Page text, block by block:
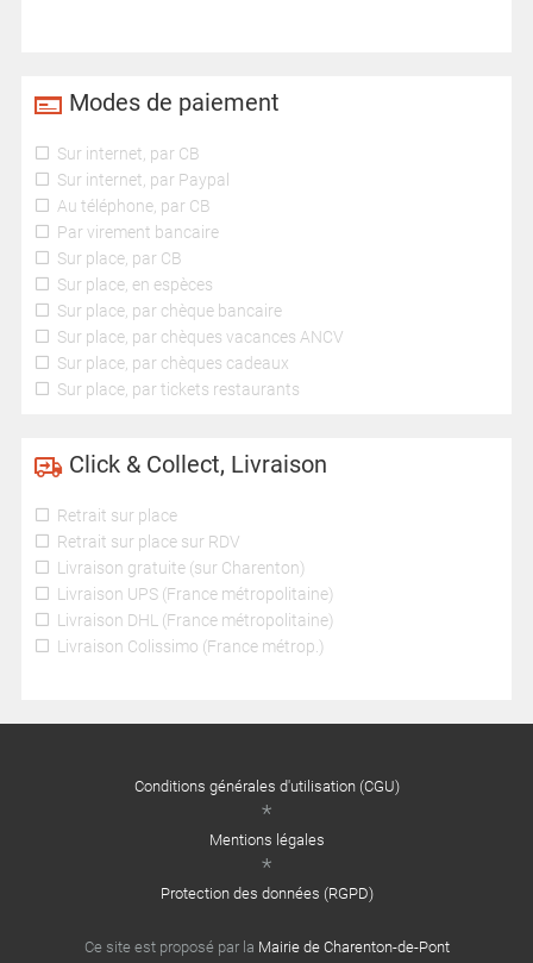
Modes de paiement
Sur internet, par CB
Sur internet, par Paypal
Au téléphone, par CB
Par virement bancaire
Sur place, par CB
Sur place, en espèces
Sur place, par chèque bancaire
Sur place, par chèques vacances ANCV
Sur place, par chèques cadeaux
Sur place, par tickets restaurants
Click & Collect, Livraison
Retrait sur place
Retrait sur place sur RDV
Livraison gratuite (sur Charenton)
Livraison UPS (France métropolitaine)
Livraison DHL (France métropolitaine)
Livraison Colissimo (France métrop.)
Conditions générales d'utilisation (CGU)
Mentions légales
Protection des données (RGPD)
Ce site est proposé par la Mairie de Charenton-de-Pont